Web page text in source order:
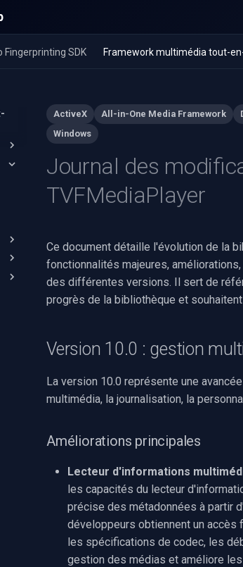
Fingerprinting SDK Framework multimédia tout-
ActiveX All-in-One Media Framework
Windows
Journal des
TVFMediaPlayer
Ce document détaille l'évolution de la
fonctionnalités majeures,
des différentes versions. Il sert de
progrès de la bibliothèque et
Version 10.0 : gestion
La version 10.0 représente une
multimédia, la journalisation, la
Améliorations principales
Lecteur d'informations
les capacités du lecteur
précise des métadonnées à partir
développeurs obtiennent un accès
les spécifications de codec, les
gestion des médias et améliore